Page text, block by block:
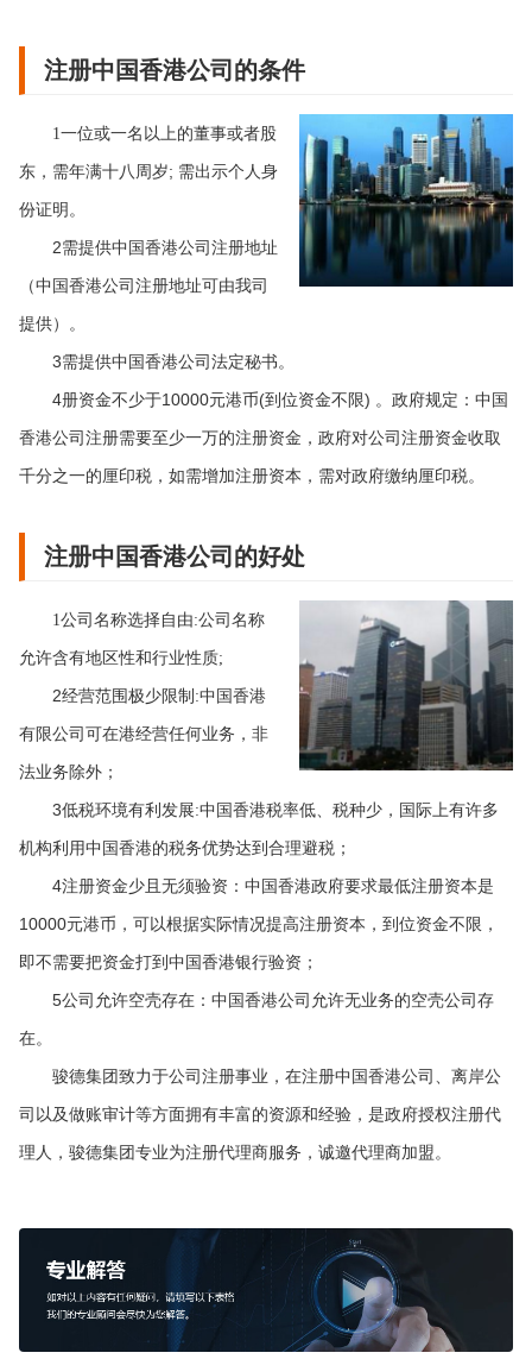
注册中国香港公司的条件
1一位或一名以上的董事或者股
东，需年满十八周岁; 需出示个人身
份证明。
2需提供中国香港公司注册地址
（中国香港公司注册地址可由我司
提供）。
3需提供中国香港公司法定秘书。
4册资金不少于10000元港币(到位资金不限) 。政府规定：中国
香港公司注册需要至少一万的注册资金，政府对公司注册资金收取
千分之一的厘印税，如需增加注册资本，需对政府缴纳厘印税。
注册中国香港公司的好处
1公司名称选择自由:公司名称
允许含有地区性和行业性质;
2经营范围极少限制 :中国香港
有限公司可在港经营任何业务，非
法业务除外 ；
3低税环境有利发展:中国香港税率低、税种少，国际上有许多
机构利用中国香港的税务优势达到合理避税 ；
4注册资金少且无须验资 ： 中国香港政府要求最低注册资本是
10000元港币，可以根据实际情况提高注册资本，到位资金不限，
即不需要把资金打到中国香港银行验资 ；
5公司允许空壳存在 ： 中国香港公司允许无业务的空壳公司存
在。
骏德集团致力于公司注册事业，在注册中国香港公司、离岸公
司以及做账审计等方面拥有丰富的资源和经验，是政府授权注册代
理人，骏德集团专业为注册代理商服务，诚邀代理商加盟。